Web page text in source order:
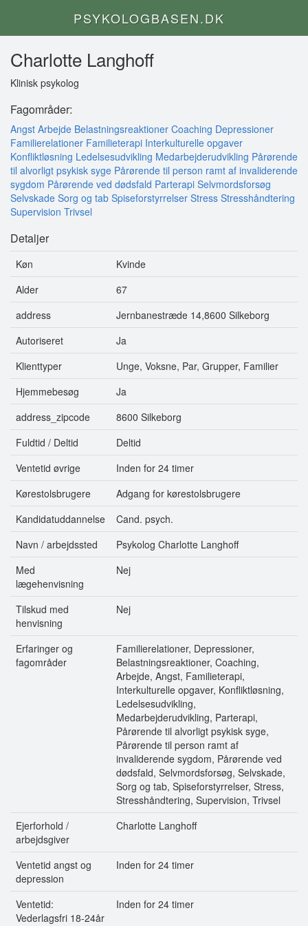
PSYKOLOGBASEN.DK
Charlotte Langhoff
Klinisk psykolog
Fagområder:
Angst Arbejde Belastningsreaktioner Coaching Depressioner
Familierelationer Familieterapi Interkulturelle opgaver
Konfliktløsning Ledelsesudvikling Medarbejderudvikling Pårørende
til alvorligt psykisk syge Pårørende til person ramt af invaliderende
sygdom Pårørende ved dødsfald Parterapi Selvmordsforsøg
Selvskade Sorg og tab Spiseforstyrrelser Stress Stresshåndtering
Supervision Trivsel
Detaljer
Køn
Kvinde
Alder
67
address
Jernbanestræde 14,8600 Silkeborg
Autoriseret
Ja
Klienttyper
Unge, Voksne, Par, Grupper, Familier
Hjemmebesøg
Ja
address_zipcode
8600 Silkeborg
Fuldtid / Deltid
Deltid
Ventetid øvrige
Inden for 24 timer
Kørestolsbrugere
Adgang for kørestolsbrugere
Kandidatuddannelse
Cand. psych.
Navn / arbejdssted
Psykolog Charlotte Langhoff
Med
lægehenvisning
Nej
Tilskud med
henvisning
Nej
Erfaringer og
fagområder
Familierelationer, Depressioner,
Belastningsreaktioner, Coaching,
Arbejde, Angst, Familieterapi,
Interkulturelle opgaver, Konfliktløsning,
Ledelsesudvikling,
Medarbejderudvikling, Parterapi,
Pårørende til alvorligt psykisk syge,
Pårørende til person ramt af
invaliderende sygdom, Pårørende ved
dødsfald, Selvmordsforsøg, Selvskade,
Sorg og tab, Spiseforstyrrelser, Stress,
Stresshåndtering, Supervision, Trivsel
Ejerforhold /
arbejdsgiver
Charlotte Langhoff
Ventetid angst og
depression
Inden for 24 timer
Ventetid:
Vederlagsfri 18-24år
Inden for 24 timer